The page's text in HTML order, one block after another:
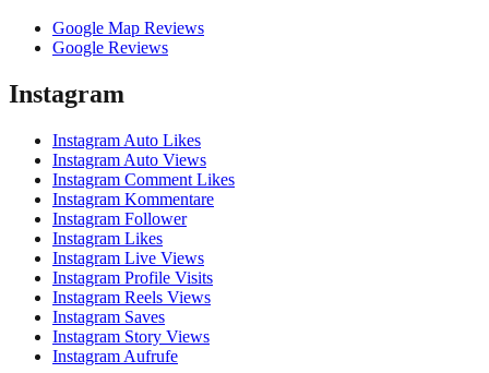
Google Map Reviews
Google Reviews
Instagram
Instagram Auto Likes
Instagram Auto Views
Instagram Comment Likes
Instagram Kommentare
Instagram Follower
Instagram Likes
Instagram Live Views
Instagram Profile Visits
Instagram Reels Views
Instagram Saves
Instagram Story Views
Instagram Aufrufe